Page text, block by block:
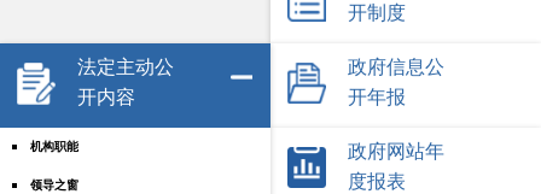
开制度
法定主动公
开内容
机构职能
领导之窗
政府信息公
开年报
政府网站年
度报表